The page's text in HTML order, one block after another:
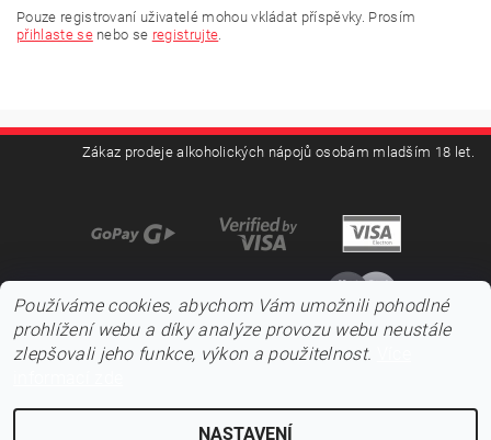
Pouze registrovaní uživatelé mohou vkládat příspěvky. Prosím
přihlaste senebo se registrujte.
Zákaz prodeje alkoholických nápojů osobám mladším 18 let.
Používáme cookies, abychom Vám umožnili pohodlné
prohlížení webu a díky analýze provozu webu neustále
zlepšovali jeho funkce, výkon a použitelnost.
NASTAVENÍ